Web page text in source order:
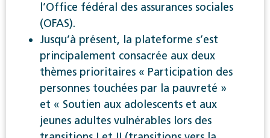
l’Office fédéral des assurances sociales
(OFAS).
Jusqu’à présent, la plateforme s’est
principalement consacrée aux deux
thèmes prioritaires « Participation des
personnes touchées par la pauvreté »
et « Soutien aux adolescents et aux
jeunes adultes vulnérables lors des